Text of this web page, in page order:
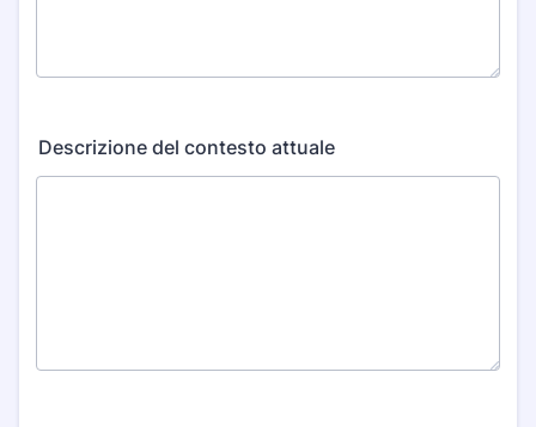
Descrizione del contesto attuale